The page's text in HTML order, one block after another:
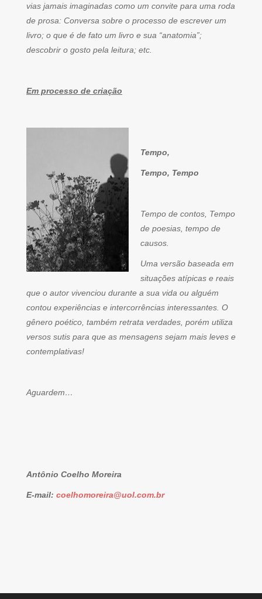
vias jamais imaginadas como um convite para uma roda
de prosa: Conversa sobre o processo de escrever um
livro; o que é de fato um livro e sua “anatomia”;
descobrir o gosto pela leitura; etc.
Em processo de criação
Tempo,
Tempo, Tempo
Tempo de contos, Tempo
de poesias, tempo de
causos.
Uma versão baseada em
situações atípicas e reais
que o autor vivenciou durante a sua vida ou alguém
contou experiências e intercorrências interessantes. O
gênero poético, também retrata verdades, porém utiliza
versos sutis para que as mensagens sejam mais leves e
contemplativas!
Aguardem…
Antônio Coelho Moreira
E-mail: coelhomoreira@uol.com.br